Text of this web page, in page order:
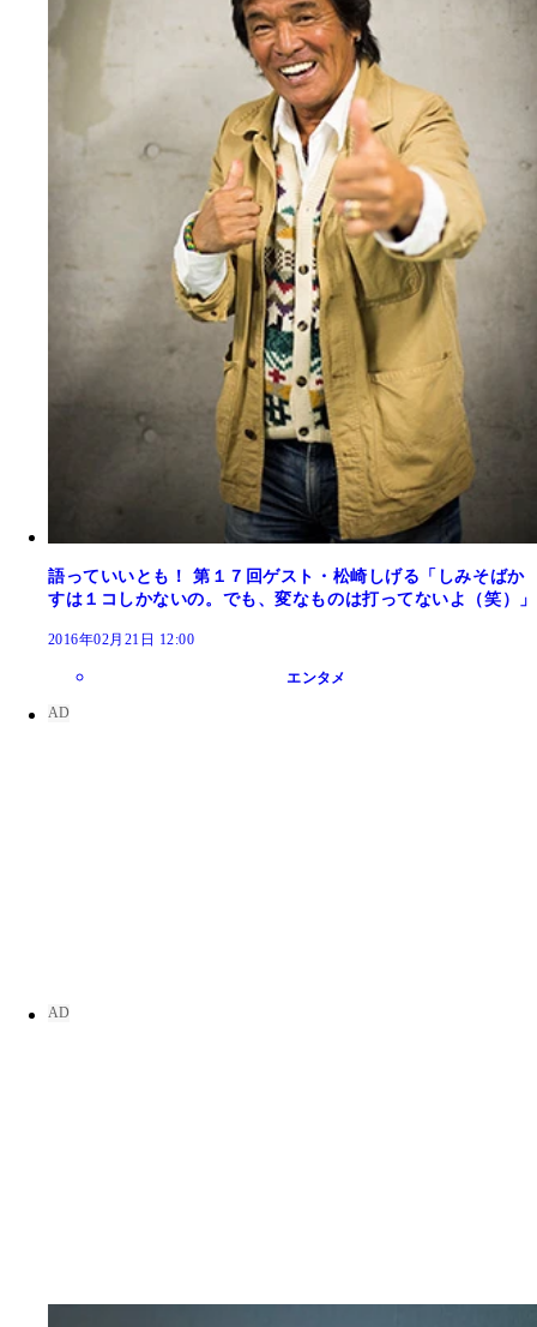
語っていいとも！ 第１７回ゲスト・松崎しげる「しみそばか
すは１コしかないの。でも、変なものは打ってないよ（笑）」
2016年02月21日 12:00
エンタメ